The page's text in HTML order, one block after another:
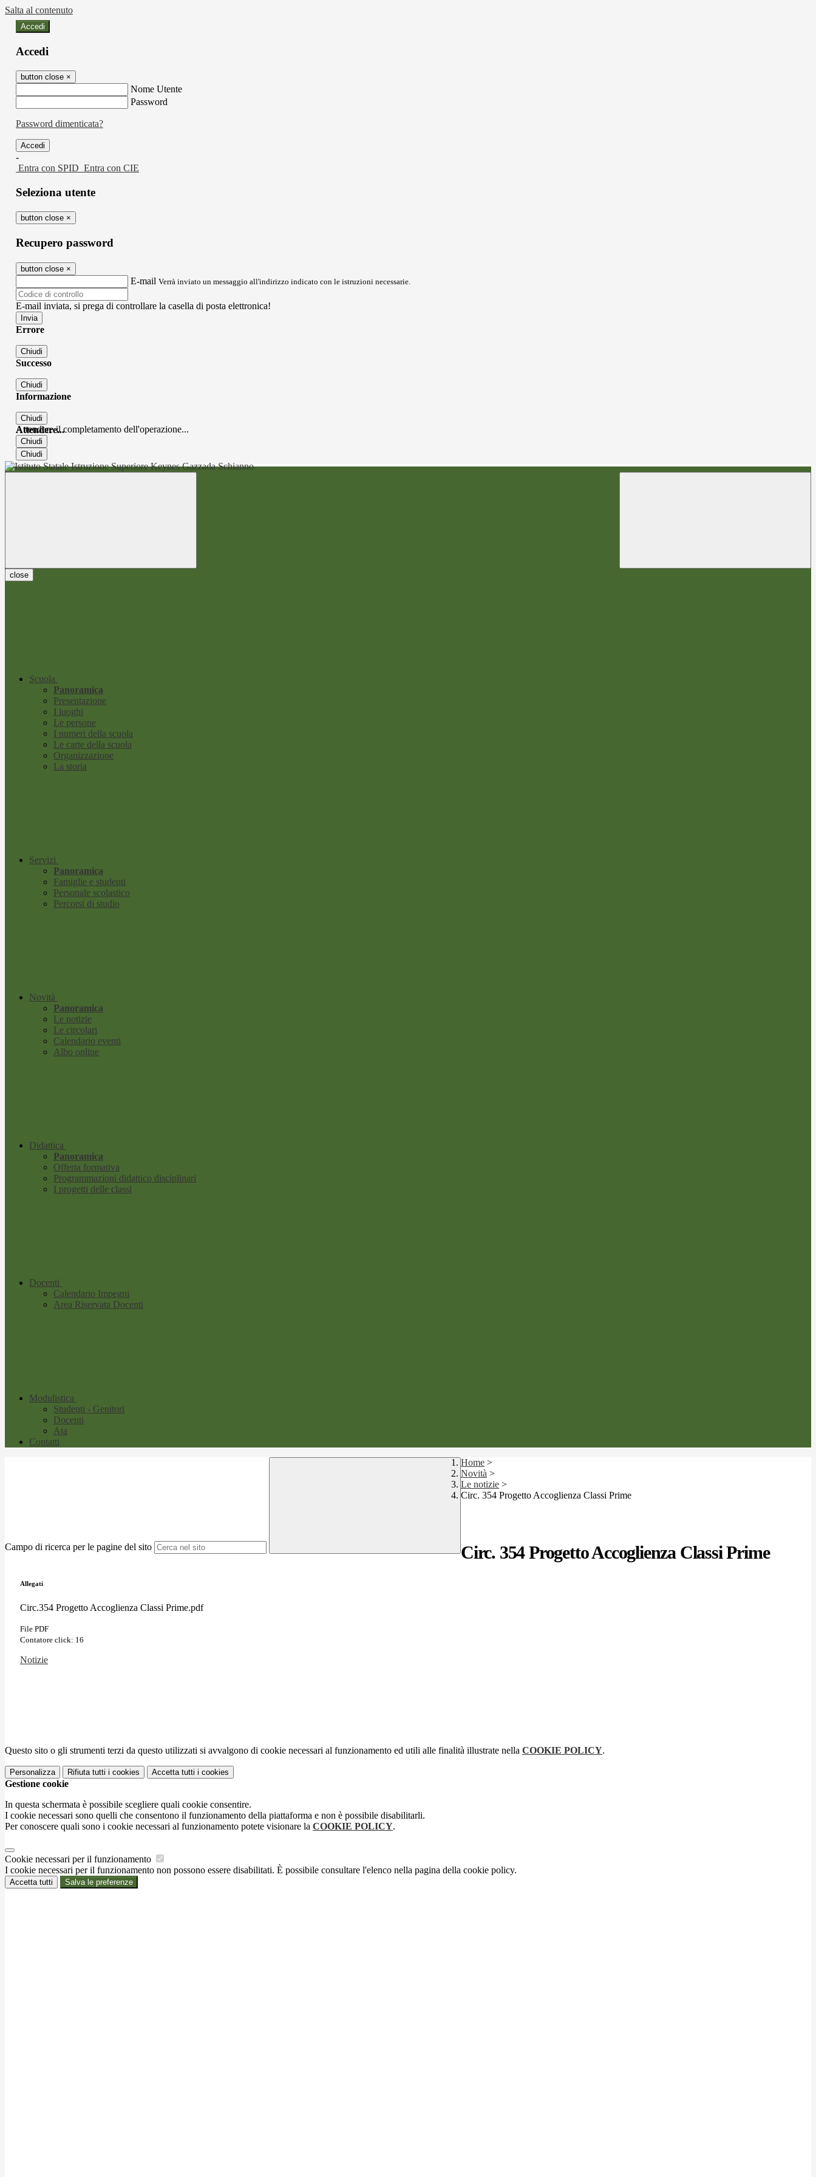
Salta al contenuto
Accedi
Accedi
button close ×
Nome Utente
Password
Password dimenticata?
-
Entra con SPID Entra con CIE
Seleziona utente
button close ×
Recupero password
button close ×
E-mail Verrà inviato un messaggio all'indirizzo indicato con le istruzioni necessarie.
E-mail inviata, si prega di controllare la casella di posta elettronica!
Errore
Chiudi
Successo
Chiudi
Informazione
Chiudi
Attendere...
Attendere il completamento dell'operazione...
Chiudi
Chiudi
close
Scuola
Panoramica
Presentazione
I luoghi
Le persone
I numeri della scuola
Le carte della scuola
Organizzazione
La storia
Servizi
Panoramica
Famiglie e studenti
Personale scolastico
Percorsi di studio
Novità
Panoramica
Le notizie
Le circolari
Calendario eventi
Albo online
Didattica
Panoramica
Offerta formativa
Programmazioni didattico disciplinari
I progetti delle classi
Docenti
Calendario Impegni
Area Riservata Docenti
Modulistica
Studenti - Genitori
Docenti
Ata
Contatti
Campo di ricerca per le pagine del sito
Home >
Novità >
Le notizie >
Circ. 354 Progetto Accoglienza Classi Prime
Circ. 354 Progetto Accoglienza Classi Prime
Allegati
Circ.354 Progetto Accoglienza Classi Prime.pdf
File PDF
Contatore click: 16
Notizie
Questo sito o gli strumenti terzi da questo utilizzati si avvalgono di cookie necessari al funzionamento ed utili alle finalità illustrate nella COOKIE POLICY.
Personalizza Rifiuta tutti i cookies Accetta tutti i cookies
Gestione cookie
In questa schermata è possibile scegliere quali cookie consentire.
I cookie necessari sono quelli che consentono il funzionamento della piattaforma e non è possibile disabilitarli.
Per conoscere quali sono i cookie necessari al funzionamento potete visionare la COOKIE POLICY.
Cookie necessari per il funzionamento
I cookie necessari per il funzionamento non possono essere disabilitati. È possibile consultare l'elenco nella pagina della cookie policy.
Accetta tutti Salva le preferenze